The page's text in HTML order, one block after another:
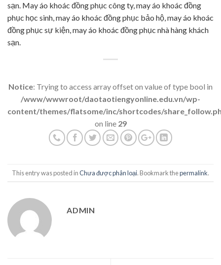
sạn. May áo khoác đồng phục công ty, may áo khoác đồng
phục học sinh, may áo khoác đồng phục bảo hộ, may áo khoác
đồng phục sự kiện, may áo khoác đồng phục nhà hàng khách
sạn.
Notice: Trying to access array offset on value of type bool in
/www/wwwroot/daotaotiengyonline.edu.vn/wp-
content/themes/flatsome/inc/shortcodes/
on line 29
This entry was posted inChưa được phân loại. Bookmark thepermalink.
ADMIN